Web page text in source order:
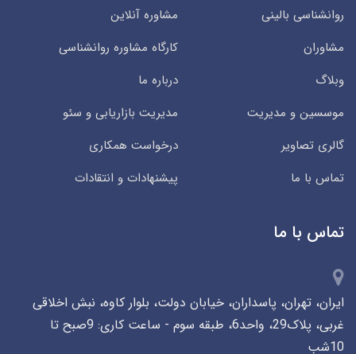
روانشناسی بالینی
مشاوره آنلاین
مشاوران
کارگاه مشاوره روانشناسی
وبلاگ
درباره ما
موسسین و مدیریت
مدیریت بازاریابی و سئو
گالری تصاویر
درخواست همکاری
تماس با ما
پیشنهادات و انتقادات
تماس با ما
ایران، تهران، پاسداران، خیابان دولت، بلوار کاوه، نبش اخلاقی
غربی، پلاک29، واحد6، طبقه سوم - ساعت کاری: 9صبح تا
10شب